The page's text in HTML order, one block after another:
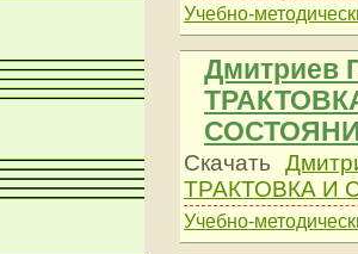
Учебно-
Скачать
ТРАКТОВКА И
Учебно-